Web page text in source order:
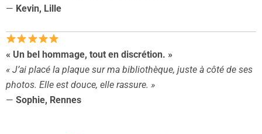
— Kevin, Lille
« Un bel hommage, tout en discrétion. »
« J’ai placé la plaque sur ma bibliothèque, juste à côté de ses
photos. Elle est douce, elle rassure. »
— Sophie, Rennes